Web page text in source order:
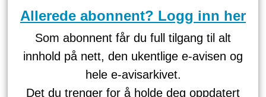
Allerede abonnent? Logg inn her
Som abonnent får du full tilgang til alt
innhold på nett, den ukentlige e-avisen og
hele e-avisarkivet.
Det du trenger for å holde deg oppdatert